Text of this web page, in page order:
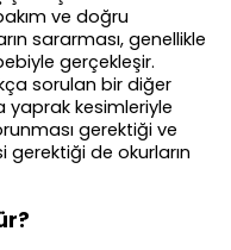
ve doğru
sararması, genellikle
gerçekleşir.
sorulan bir diğer
yaprak kesimleriyle
gerektiği ve
gerektiği de okurların